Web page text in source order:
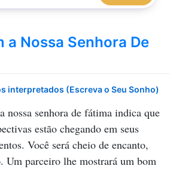
a Nossa Senhora De
interpretados (Escreva o Seu Sonho)
nossa senhora de fátima indica que
estão chegando em seus
Você será cheio de encanto,
Um parceiro lhe mostrará um bom